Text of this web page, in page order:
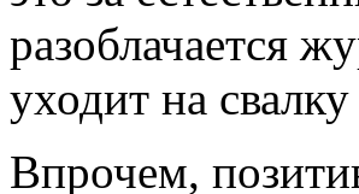
разоблачается
уходит на
Впрочем,